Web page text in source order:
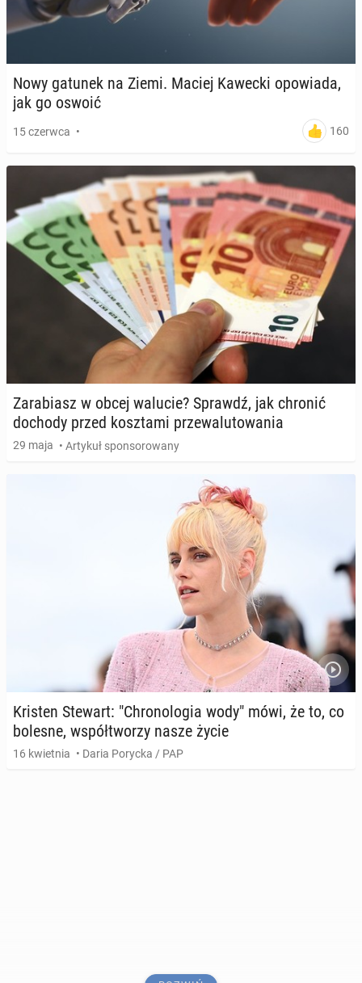
Nowy gatunek na Ziemi. Maciej Kawecki opo­wia­da,
jak go oswoić
15 czerwca • 160
Za­ra­biasz w obcej walucie? Sprawdź, jak chronić
dochody przed kosz­ta­mi prze­wa­lu­to­wa­nia
29 maja • Artykuł sponsorowany
Kristen Stewart: "Chro­no­lo­gia wody" mówi, że to, co
bolesne, współ­two­rzy nasze życie
16 kwietnia • Daria Porycka / PAP